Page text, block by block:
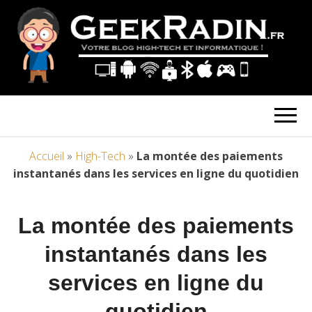
Accueil » High-Tech » La montée des paiements
instantanés dans les services en ligne du quotidien
La montée des paiements
instantanés dans les
services en ligne du